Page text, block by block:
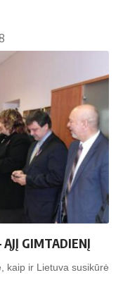
ĄJĮ GIMTADIENĮ
kaip ir Lietuva susikūrė